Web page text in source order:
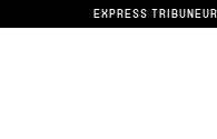
EXPRESS TRIBUNE